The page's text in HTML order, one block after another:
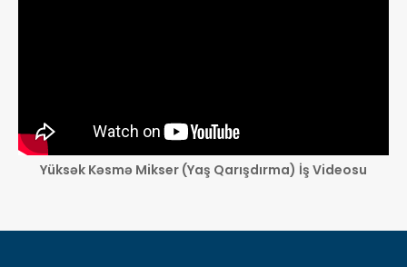
Yüksək Kəsmə Mikser (Yaş Qarışdırma) İş Videosu